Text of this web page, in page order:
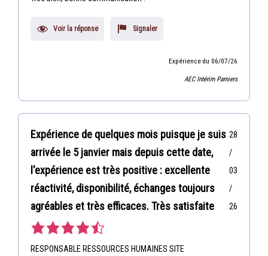
Voir la réponse Signaler
Expérience du 06/07/26
AEC Intérim Pamiers
Expérience de quelques mois puisque je suis
arrivée le 5 janvier mais depuis cette date,
l'expérience est très positive : excellente
réactivité, disponibilité, échanges toujours
agréables et très efficaces. Très satisfaite
28
/
03
/
26
RESPONSABLE RESSOURCES HUMAINES SITE